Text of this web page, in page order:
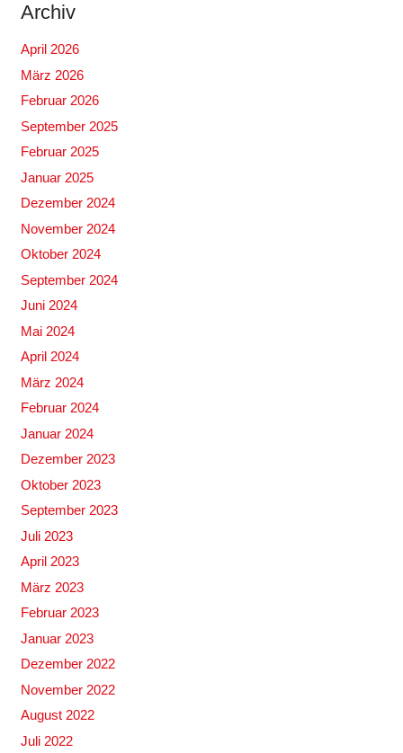
Archiv
April 2026
März 2026
Februar 2026
September 2025
Februar 2025
Januar 2025
Dezember 2024
November 2024
Oktober 2024
September 2024
Juni 2024
Mai 2024
April 2024
März 2024
Februar 2024
Januar 2024
Dezember 2023
Oktober 2023
September 2023
Juli 2023
April 2023
März 2023
Februar 2023
Januar 2023
Dezember 2022
November 2022
August 2022
Juli 2022